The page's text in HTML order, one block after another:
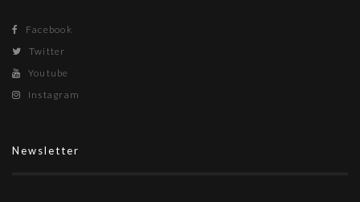
Facebook
Twitter
Youtube
Instagram
Newsletter